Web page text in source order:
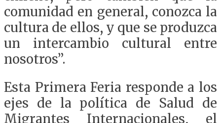
comunidad en general, conozca la
cultura de ellos, y que se produzca
un intercambio cultural entre
nosotros”.
Esta Primera Feria responde a los
ejes de la política de Salud de
Migrantes Internacionales, el